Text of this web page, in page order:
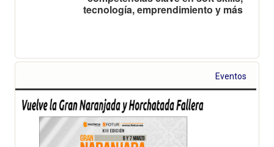
tecnología, emprendimiento y más
Eventos